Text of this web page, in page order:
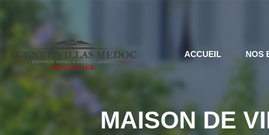
ACCUEIL NOS
MAISON DE